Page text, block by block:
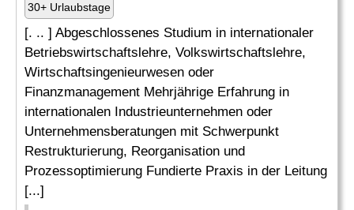
30+ Urlaubstage
[. .. ] Abgeschlossenes Studium in internationaler
Betriebswirtschaftslehre, Volkswirtschaftslehre,
Wirtschaftsingenieurwesen oder
Finanzmanagement Mehrjährige Erfahrung in
internationalen Industrieunternehmen oder
Unternehmensberatungen mit Schwerpunkt
Restrukturierung, Reorganisation und
Prozessoptimierung Fundierte Praxis in der Leitung
[...]